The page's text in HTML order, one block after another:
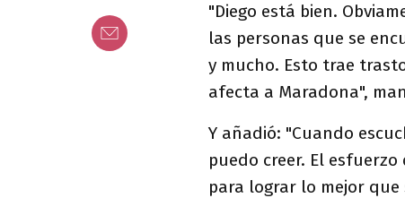
"Diego está bien.
las personas que se
y mucho. Esto trae
afecta a Maradona",
Y añadió: "Cuando
puedo creer. El
para lograr lo mejor que